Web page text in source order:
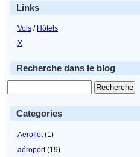
Links
Vols / Hôtels
X
Recherche dans le blog
Categories
Aeroflot(1)
aéroport(19)